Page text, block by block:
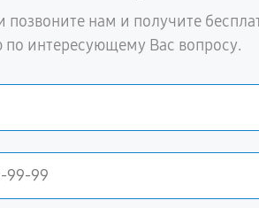
нам и получите
по интересующему Вас вопросу.